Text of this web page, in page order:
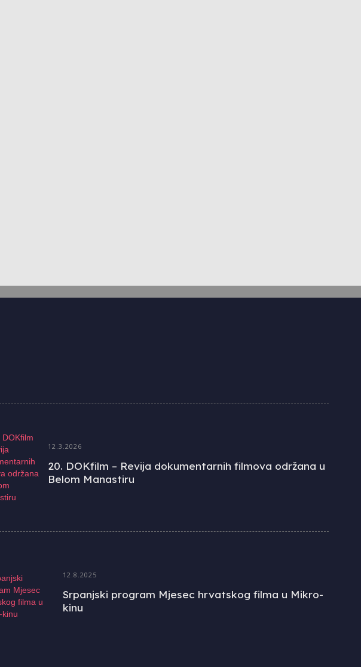
12.3.2026
20. DOKfilm – Revija dokumentarnih filmova održana u
Belom Manastiru
12.8.2025
Srpanjski program Mjesec hrvatskog filma u Mikro-
kinu